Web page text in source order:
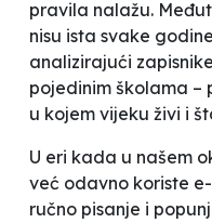
pravila nalažu.
nisu ista svake
analizirajući
pojedinim školama –
u kojem vijeku živi i
U eri kada u našem
već odavno koriste
ručno pisanje i